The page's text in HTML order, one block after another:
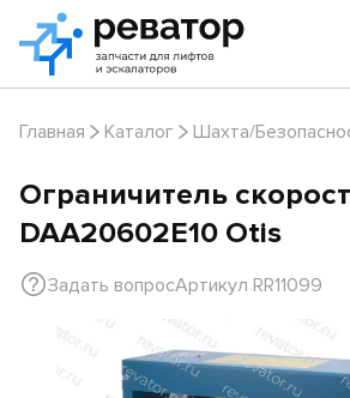
Главная Каталог Шахта/
Ограничитель
DAA20602E10 Otis
Задать вопросАртикул RR11099